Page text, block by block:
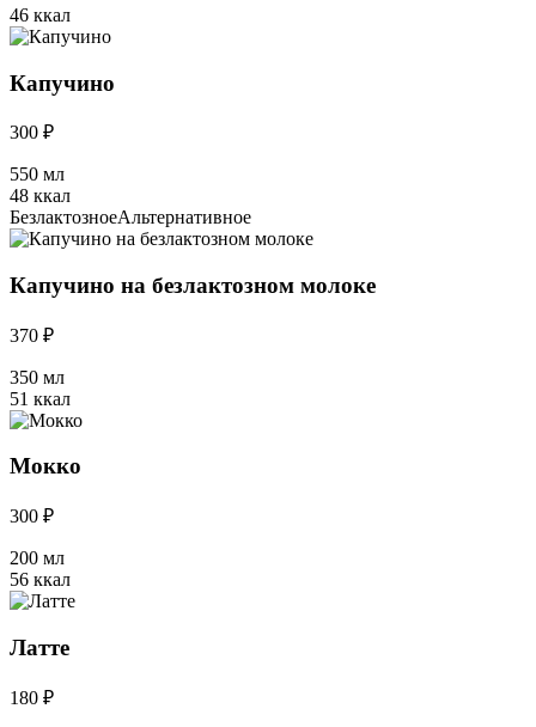
46 ккал
Капучино
300 ₽
550 мл
48 ккал
БезлактозноеАльтернативное
Капучино на безлактозном молоке
370 ₽
350 мл
51 ккал
Мокко
300 ₽
200 мл
56 ккал
Латте
180 ₽